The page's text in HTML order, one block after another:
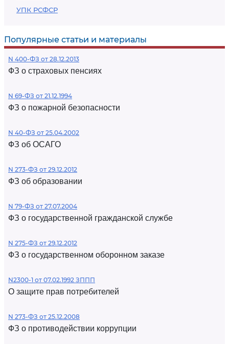
УПК РСФСР
Популярные статьи и материалы
N 400-ФЗ от 28.12.2013
ФЗ о страховых пенсиях
N 69-ФЗ от 21.12.1994
ФЗ о пожарной безопасности
N 40-ФЗ от 25.04.2002
ФЗ об ОСАГО
N 273-ФЗ от 29.12.2012
ФЗ об образовании
N 79-ФЗ от 27.07.2004
ФЗ о государственной гражданской службе
N 275-ФЗ от 29.12.2012
ФЗ о государственном оборонном заказе
N2300-1 от 07.02.1992 ЗППП
О защите прав потребителей
N 273-ФЗ от 25.12.2008
ФЗ о противодействии коррупции